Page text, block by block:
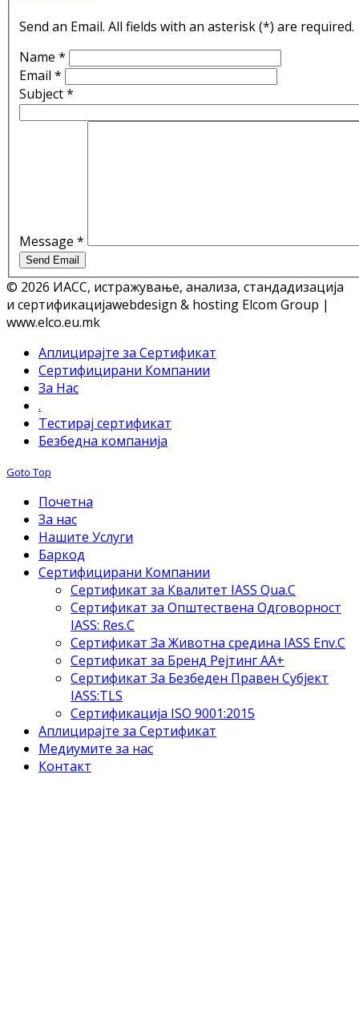
Send an Email. All fields with an asterisk (*) are required.
Name *
Email *
Subject*
Message *
Send Email
© 2026 ИАСС, истражување, анализа, стандадизација
и сертификацијаwebdesign & hosting Elcom Group |
www.elco.eu.mk
Аплицирајте за Сертификат
Сертифицирани Компании
За Нас
.
Тестирај сертификат
Безбедна компанија
Goto Top
Почетна
За нас
Нашите Услуги
Баркод
Сертифицирани Компании
Сертификат за Квалитет IASS Qua.C
Сертификат за Општествена Одговорност
IASS: Res.C
Сертификат За Животна средина IASS Env.C
Сертификат за Бренд Рејтинг АА+
Сертификат За Безбеден Правен Субјект
IASS:TLS
Сертификација ISO 9001:2015
Аплицирајте за Сертификат
Медиумите за нас
Контакт